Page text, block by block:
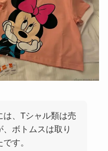
は、Tシャル類は売
、ボトムスは取り
す。